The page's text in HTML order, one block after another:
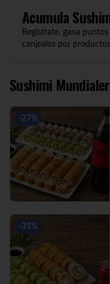
Acumula
Regístrate, gana
canjealos por
Sushimi
-27%
-31%